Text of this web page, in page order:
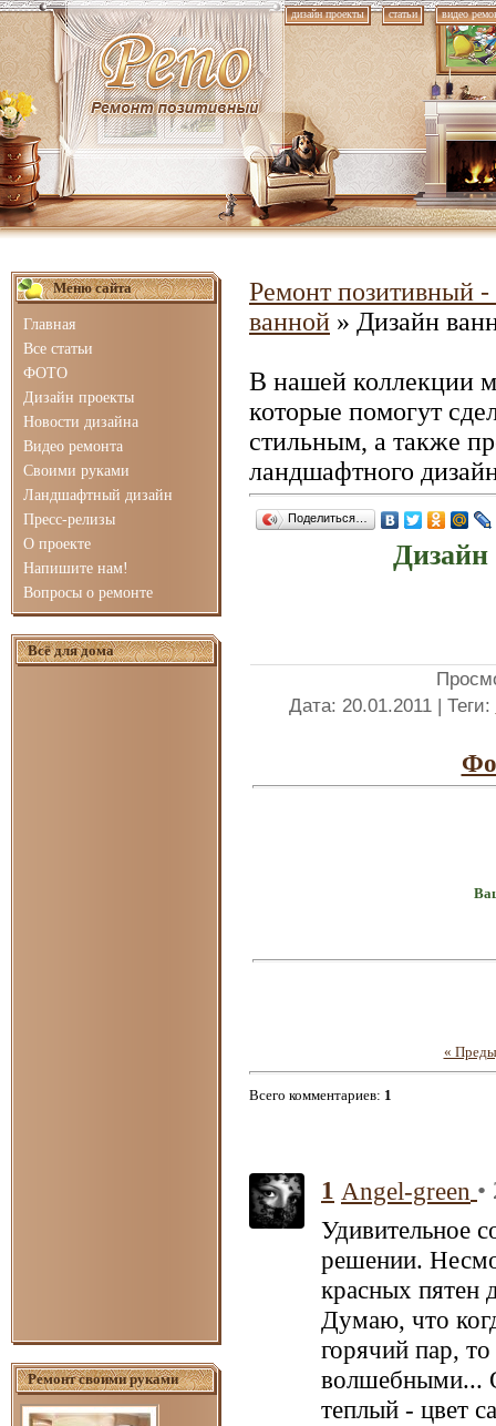
дизайн проекты статьи видео
Меню сайта
Главная
Все статьи
ФОТО
Дизайн проекты
Новости дизайна
Видео ремонта
Своими руками
Ландшафтный дизайн
Пресс-релизы
О проекте
Напишите нам!
Вопросы о ремонте
Всё для дома
Ремонт своими руками
Ремонт позитивный -
ванной » Дизайн
В нашей коллекции
которые помогут
стильным, а также
ландшафтного
Поделиться…
Дизайн
Дата: 20.01.2011 | Теги:
«
Всего комментариев: 1
1 Angel-green
Удивительное
решении.
красных пятен
Думаю, что
горячий пар,
волшебными...
теплый - цвет